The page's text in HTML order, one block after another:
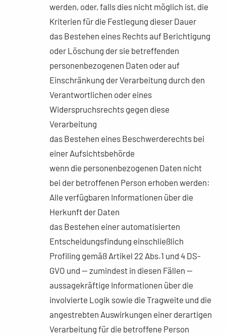
werden, oder, falls dies nicht möglich ist, die
Kriterien für die Festlegung dieser Dauer
das Bestehen eines Rechts auf Berichtigung
oder Löschung der sie betreffenden
personenbezogenen Daten oder auf
Einschränkung der Verarbeitung durch den
Verantwortlichen oder eines
Widerspruchsrechts gegen diese
Verarbeitung
das Bestehen eines Beschwerderechts bei
einer Aufsichtsbehörde
wenn die personenbezogenen Daten nicht
bei der betroffenen Person erhoben werden:
Alle verfügbaren Informationen über die
Herkunft der Daten
das Bestehen einer automatisierten
Entscheidungsfindung einschließlich
Profiling gemäß Artikel 22 Abs.1 und 4 DS-
GVO und — zumindest in diesen Fällen —
aussagekräftige Informationen über die
involvierte Logik sowie die Tragweite und die
angestrebten Auswirkungen einer derartigen
Verarbeitung für die betroffene Person